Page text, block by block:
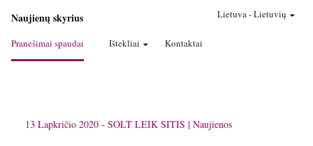
Naujienų skyrius
Pranešimai spaudai Ištekliai Kontaktai
Lietuva-Lietuvių
13 Lapkričio 2020 - SOLT LEIK SITIS Naujienos